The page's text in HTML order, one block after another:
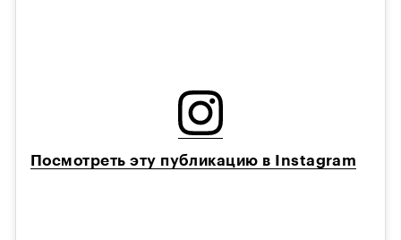
Посмотреть эту публикацию в Instagram